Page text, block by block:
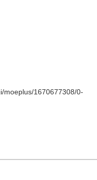
moeplus/1670677308/0-